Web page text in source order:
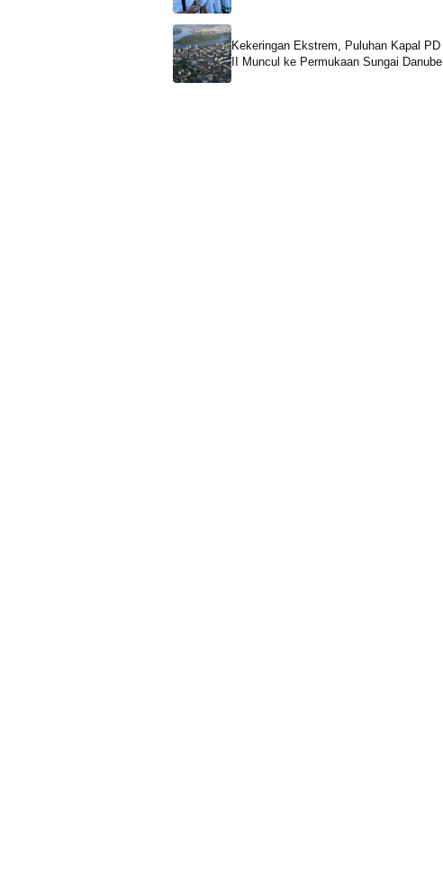
Kekeringan Ekstrem, Puluhan Kapal PD
II Muncul ke Permukaan Sungai Danube